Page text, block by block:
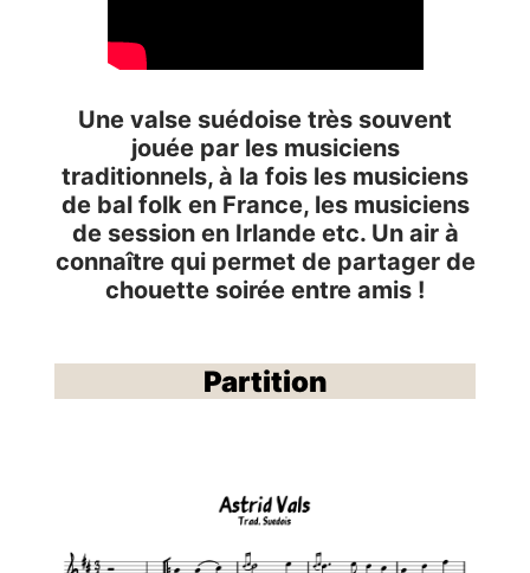
Une valse suédoise très souvent
jouée par les musiciens
traditionnels, à la fois les musiciens
de bal folk en France, les musiciens
de session en Irlande etc. Un air à
connaître qui permet de partager de
chouette soirée entre amis !
Partition